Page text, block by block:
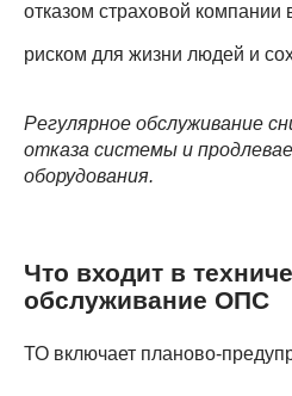
отказом страховой
риском для жизни людей и
Регулярное обслуживание
отказа системы и
оборудования.
Что входит в
обслуживание ОПС
ТО включает планово-